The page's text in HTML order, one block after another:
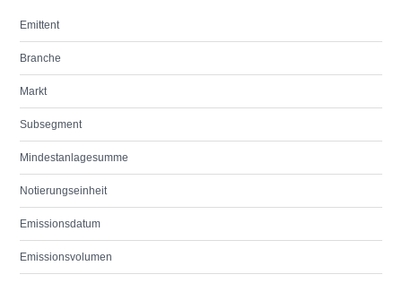
Emittent
Branche
Markt
Subsegment
Mindestanlagesumme
Notierungseinheit
Emissionsdatum
Emissionsvolumen